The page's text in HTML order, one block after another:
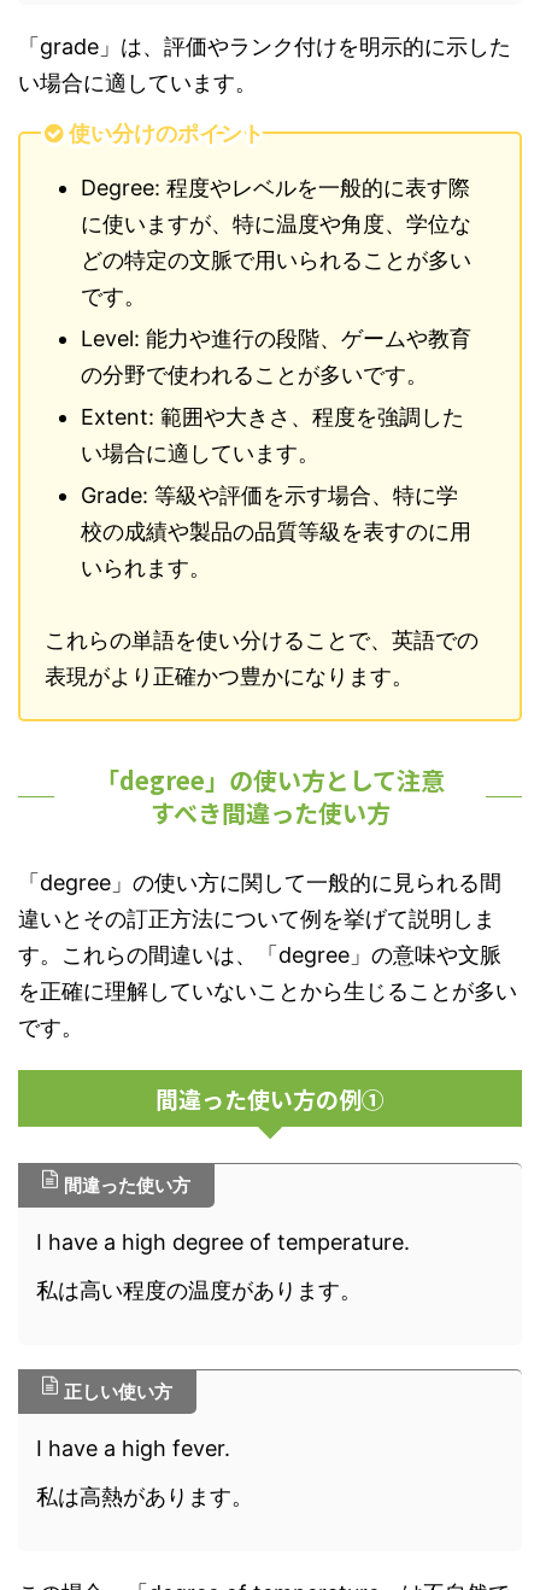
「grade」は、評価やランク付けを明示的に示した
い場合に適しています。
使い分けのポイント
Degree: 程度やレベルを一般的に表す際
に使いますが、特に温度や角度、学位な
どの特定の文脈で用いられることが多い
です。
Level: 能力や進行の段階、ゲームや教育
の分野で使われることが多いです。
Extent: 範囲や大きさ、程度を強調した
い場合に適しています。
Grade: 等級や評価を示す場合、特に学
校の成績や製品の品質等級を表すのに用
いられます。
これらの単語を使い分けることで、英語での
表現がより正確かつ豊かになります。
「degree」の使い方として注意
すべき間違った使い方
「degree」の使い方に関して一般的に見られる間
違いとその訂正方法について例を挙げて説明しま
す。これらの間違いは、「degree」の意味や文脈
を正確に理解していないことから生じることが多い
です。
間違った使い方の例①
間違った使い方
I have a high degree of temperature.
私は高い程度の温度があります。
正しい使い方
I have a high fever.
私は高熱があります。